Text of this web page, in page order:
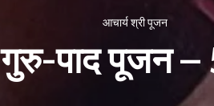
आचार्य श्री पूजन
गुरु-पाद पूजन –